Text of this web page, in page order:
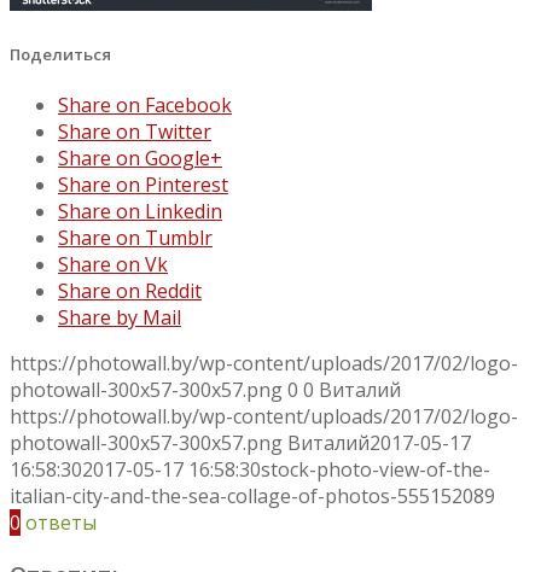
Поделиться
Share on Facebook
Share on Twitter
Share on Google+
Share on Pinterest
Share on Linkedin
Share on Tumblr
Share on Vk
Share on Reddit
Share by Mail
https://photowall.by/wp-content/uploads/2017/02/logo-
photowall-300x57-300x57.png0 0 Виталий
https://photowall.by/wp-content/uploads/2017/02/logo-
photowall-300x57-300x57.png Виталий2017-05-17
16:58:302017-05-17 16:58:30stock-photo-view-of-the-
italian-city-and-the-sea-collage-of-photos-555152089
0 ответы